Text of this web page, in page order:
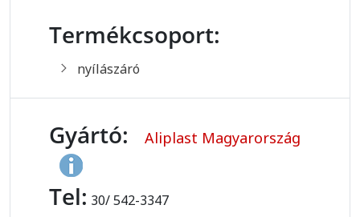
Termékcsoport:
nyílászáró
Gyártó: Aliplast Magyarország
Tel: 30/ 542-3347